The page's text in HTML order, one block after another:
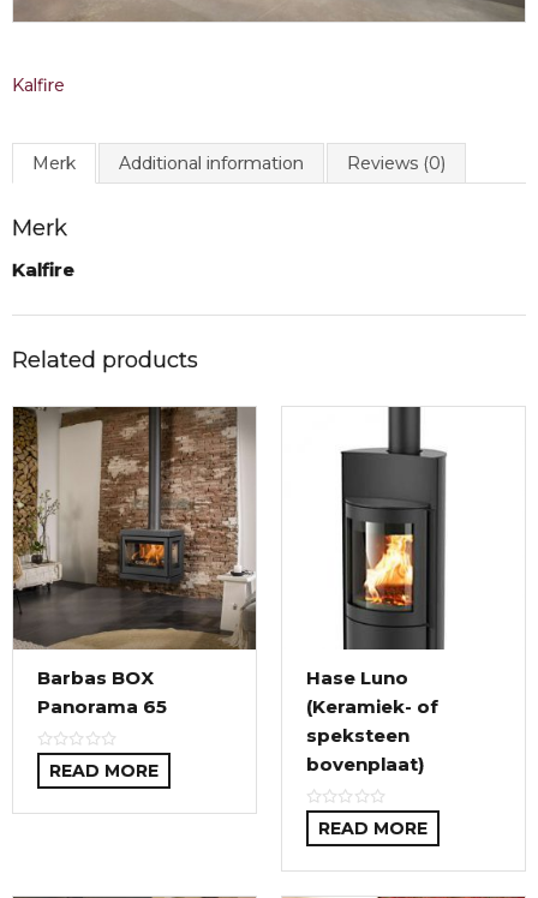
Kalfire
Merk Additional information Reviews (0)
Merk
Kalfire
Related products
Barbas BOX
Panorama 65
READ MORE
Hase Luno
(Keramiek- of
speksteen
bovenplaat)
READ MORE